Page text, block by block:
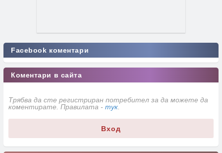
Facebook коментари
Коментари в сайта
Трябва да сте регистриран потребител за да можете да
коментирате. Правилата - тук
Вход